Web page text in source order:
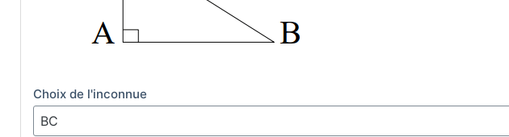
Choix de l'inconnue